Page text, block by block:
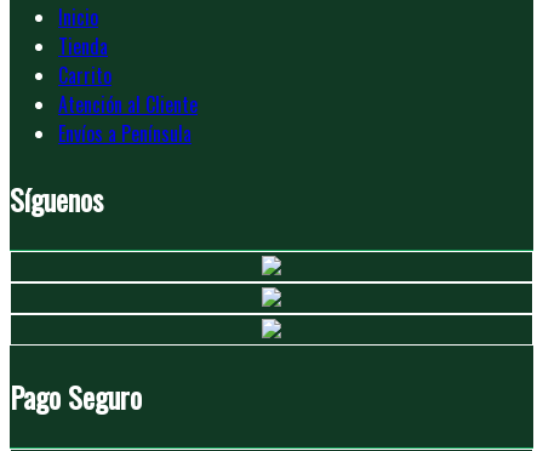
Inicio
Tienda
Carrito
Atención al Cliente
Envíos a Península
Síguenos
Pago Seguro